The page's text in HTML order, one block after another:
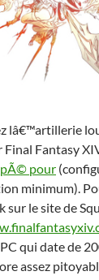
lâ€™artillerie
Fantasy
pour
minimum).
sur le site de
qui date de
assez